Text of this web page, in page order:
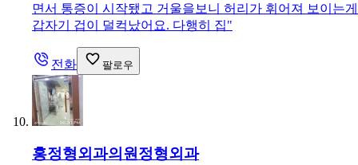
면서 통증이 시작됐고 거울을보니 허리가 휘어져 보이는게
갑자기 겁이 덜컥났어요. 다행히 집"
전화 팔로우
홍정형외과의원정형외과